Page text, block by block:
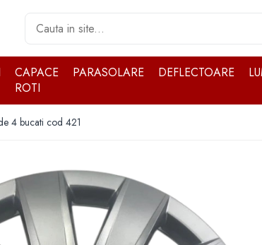
CAPACE
ROTI
PARASOLARE DEFLECTOARE
4 bucati cod 421